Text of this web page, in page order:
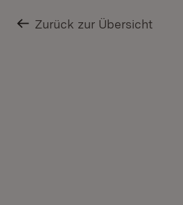
Zurück zur Übersicht